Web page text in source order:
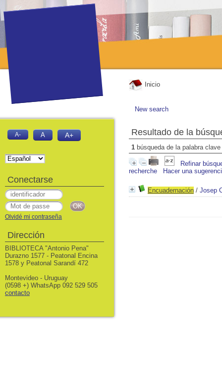
Inicio
New search
Resultado de la
1 búsqueda de la palabra clave
Refinar
recherche
Hacer una
Encuadernación / Josep
A- A A+
Conectarse
Olvidé mi contraseña
Dirección
BIBLIOTECA "Antonio Pena"
Durazno 1577 - Peatonal Encina
1578 y Peatonal Sarandí 472
Montevideo - Uruguay
(0598 +) WhatsApp 092 529 505
contacto